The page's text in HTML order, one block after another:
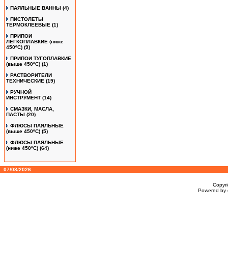
ПАЯЛЬНЫЕ ВАННЫ (4)
ПИСТОЛЕТЫ
ТЕРМОКЛЕЕВЫЕ (1)
ПРИПОИ
ЛЕГКОПЛАВКИЕ (ниже
450ºС) (9)
ПРИПОИ ТУГОПЛАВКИЕ
(выше 450ºС) (1)
РАСТВОРИТЕЛИ
ТЕХНИЧЕСКИЕ (19)
РУЧНОЙ
ИНСТРУМЕНТ (14)
СМАЗКИ, МАСЛА,
ПАСТЫ (20)
ФЛЮСЫ ПАЯЛЬНЫЕ
(выше 450ºC) (5)
ФЛЮСЫ ПАЯЛЬНЫЕ
(ниже 450ºC) (64)
07/08/2026
Powered by